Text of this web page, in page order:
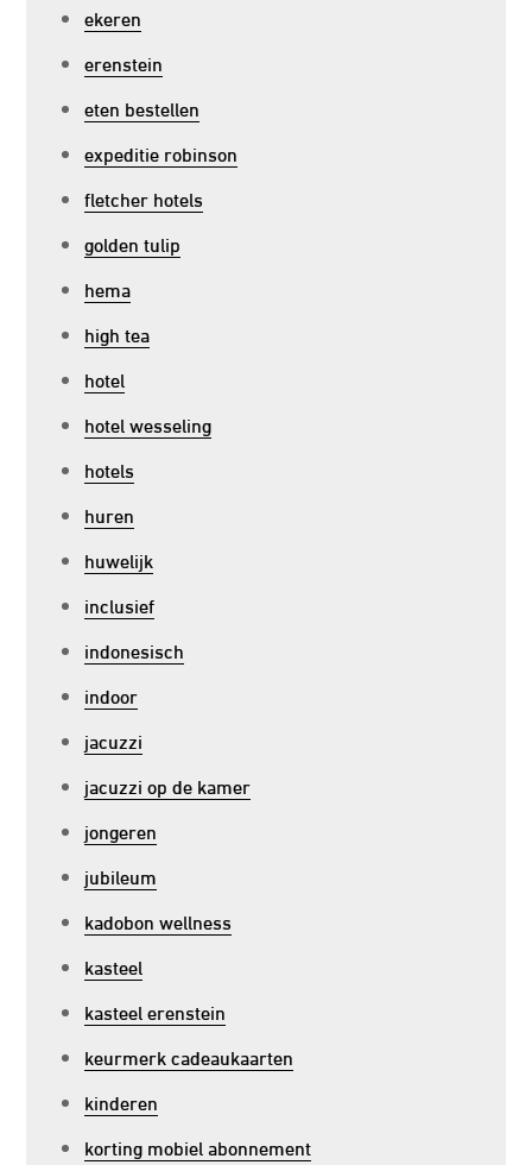
ekeren
erenstein
eten bestellen
expeditie robinson
fletcher hotels
golden tulip
hema
high tea
hotel
hotel wesseling
hotels
huren
huwelijk
inclusief
indonesisch
indoor
jacuzzi
jacuzzi op de kamer
jongeren
jubileum
kadobon wellness
kasteel
kasteel erenstein
keurmerk cadeaukaarten
kinderen
korting mobiel abonnement